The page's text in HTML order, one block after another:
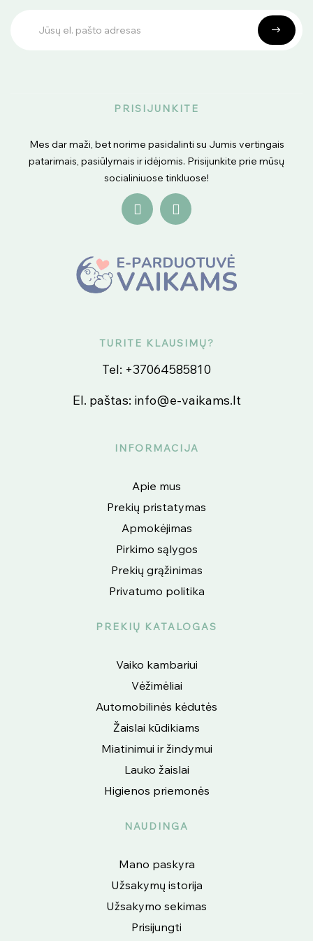
TURITE KLAUSIMŲ?
Tel: +37064585810
El. paštas: info@e-vaikams.lt
INFORMACIJA
Apie mus
Prekių pristatymas
Apmokėjimas
Pirkimo sąlygos
Prekių grąžinimas
Privatumo politika
PREKIŲ KATALOGAS
Vaiko kambariui
Vėžimėliai
Automobilinės kėdutės
Žaislai kūdikiams
Miatinimui ir žindymui
Lauko žaislai
Higienos priemonės
NAUDINGA
Mano paskyra
Užsakymų istorija
Užsakymo sekimas
Prisijungti
PRISIJUNKITE
Mes dar maži, bet norime pasidalinti su Jumis vertingais
patarimais, pasiūlymais ir idėjomis. Prisijunkite prie mūsų
socialiniuose tinkluose!